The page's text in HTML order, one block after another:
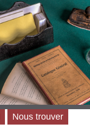
Nous trouver